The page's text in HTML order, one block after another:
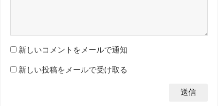
新しいコメントをメールで通知
新しい投稿をメールで受け取る